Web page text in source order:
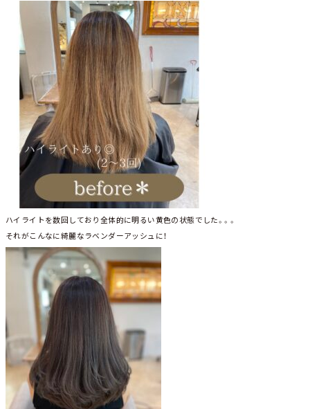
ハイライトを数回しており全体的に明るい黄色の状態でした。。。
それがこんなに綺麗なラベンダーアッシュに！